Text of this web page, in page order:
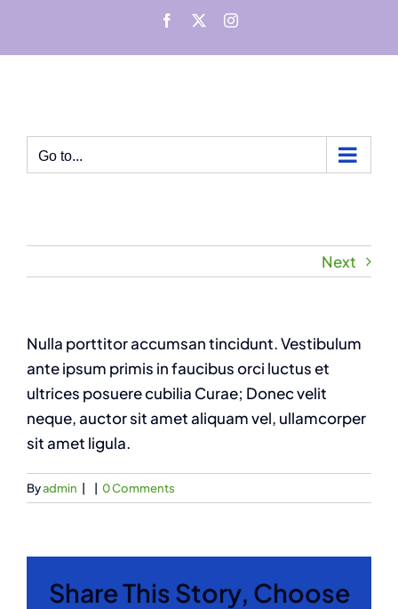
content
Facebook Instagram
Go to...
Next
Nulla porttitor accumsan tincidunt. Vestibulum
ante ipsum primis in faucibus orci luctus et
ultrices posuere cubilia Curae; Donec velit
neque, auctor sit amet aliquam vel, ullamcorper
sit amet ligula.
Byadmin | | 0 Comments
Share This Story, Choose